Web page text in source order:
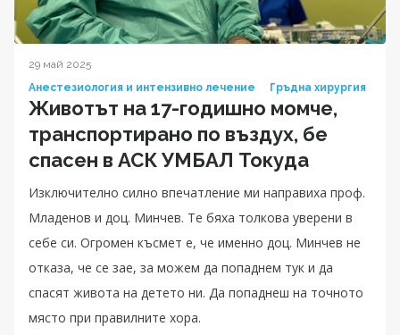
29 май 2025
Анестезиология и интензивно лечение
Гръдна хирургия
Животът на 17-годишно момче,
транспортирано по въздух, бе
спасен в АСК УМБАЛ Токуда
Изключително силно впечатление ми направиха проф.
Младенов и доц. Минчев. Те бяха толкова уверени в
себе си. Огромен късмет е, че именно доц. Минчев не
отказа, че се зае, за можем да попаднем тук и да
спасят живота на детето ни. Да попаднеш на точното
място при правилните хора.